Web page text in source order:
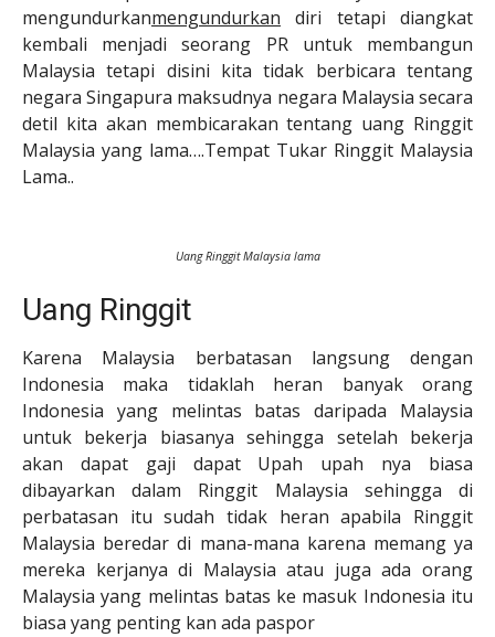
mengundurkanmengundurkan diri tetapi diangkat
kembali menjadi seorang PR untuk membangun
Malaysia tetapi disini kita tidak berbicara tentang
negara Singapura maksudnya negara Malaysia secara
detil kita akan membicarakan tentang uang Ringgit
Malaysia yang lama….Tempat Tukar Ringgit Malaysia
Lama..
Uang Ringgit Malaysia lama
Uang Ringgit
Karena Malaysia berbatasan langsung dengan
Indonesia maka tidaklah heran banyak orang
Indonesia yang melintas batas daripada Malaysia
untuk bekerja biasanya sehingga setelah bekerja
akan dapat gaji dapat Upah upah nya biasa
dibayarkan dalam Ringgit Malaysia sehingga di
perbatasan itu sudah tidak heran apabila Ringgit
Malaysia beredar di mana-mana karena memang ya
mereka kerjanya di Malaysia atau juga ada orang
Malaysia yang melintas batas ke masuk Indonesia itu
biasa yang penting kan ada paspor